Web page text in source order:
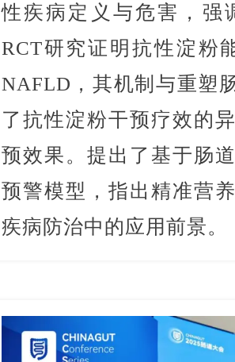
性疾病定义与危害，强
RCT研究证明抗性淀粉
NAFLD，其机制与重塑
了抗性淀粉干预疗效的
预效果。提出了基于肠
预警模型，指出精准营
疾病防治中的应用前景。